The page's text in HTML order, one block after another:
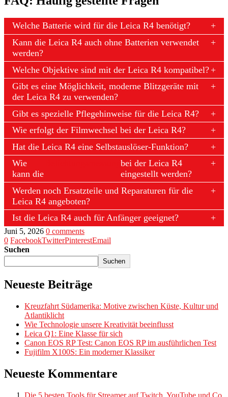
Welche Batterie wird für die Leica R4 benötigt?
Kann die Leica R4 auch ohne Batterien verwendet
werden?
Welche Objektive sind mit der Leica R4 kompatibel?
Gibt es eine Möglichkeit, moderne Blitzgeräte mit
der Leica R4 zu verwenden?
Gibt es spezielle Pflegehinweise für die Leica R4?
Wie erfolgt der Filmwechsel bei der Leica R4?
Hat die Leica R4 eine Selbstauslöser-Funktion?
Wie
kann die
bei der Leica R4
eingestellt werden?
Werden noch Ersatzteile und Reparaturen für die
Leica R4 angeboten?
Ist die Leica R4 auch für Anfänger geeignet?
Juni 5, 2026 0 comments
0 FacebookTwitterPinterestEmail
Suchen
Suchen
Neueste Beiträge
Kreuzfahrt Südamerika: Motive zwischen Küste, Kultur und
Atlantiklicht
Wie Technologie unsere Kreativität beeinflusst
Leica Q1: Eine Klasse für sich
Canon EOS RP Test: Canon EOS RP im ausführlichen Test
Fujifilm X100S: Ein moderner Klassiker
Neueste Kommentare